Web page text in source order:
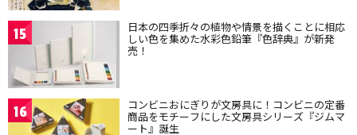
15 日本の四季折々の植物や情景を描くことに相応
しい色を集めた水彩色鉛筆『色辞典』が新発
売！
16 コンビニおにぎりが文房具に！コンビニの定番
商品をモチーフにした文房具シリーズ『ジムマ
ート』誕生